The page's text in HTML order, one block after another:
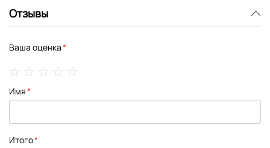
Отзывы
Ваша оценка
star
stars
stars
stars
stars
Имя
Итого